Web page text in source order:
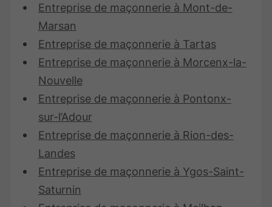
Entreprise de maçonnerie à Mont-de-
Marsan
Entreprise de maçonnerie à Tartas
Entreprise de maçonnerie à Morcenx-la-
Nouvelle
Entreprise de maçonnerie à Pontonx-
sur-l’Adour
Entreprise de maçonnerie à Rion-des-
Landes
Entreprise de maçonnerie à Ygos-Saint-
Saturnin